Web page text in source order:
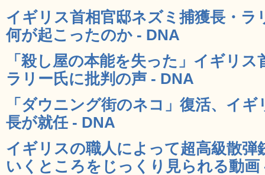
イギリス首相官邸ネズミ捕獲長・ラ
何が起こったのか - DNA
「殺し屋の本能を失った」イギリ
ラリー氏に批判の声 - DNA
「ダウニング街のネコ」復活、イ
長が就任 - DNA
イギリスの職人によって超高級散
いくところをじっくり見られる動画